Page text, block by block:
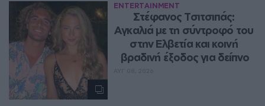
ENTERTAINMENT
Στέφανος Τσιτσιπάς:
Αγκαλιά με τη σύντροφό του
στην Ελβετία και κοινή
βραδινή έξοδος για δείπνο